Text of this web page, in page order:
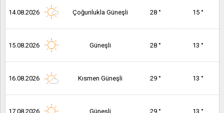
14.08.2026 Çoğunlukla Güneşli 28 ° 15 °
15.08.2026 Güneşli 28 ° 13 °
16.08.2026 Kısmen Güneşli 29 ° 13 °
17.08.2026 Güneşli 29 ° 13 °